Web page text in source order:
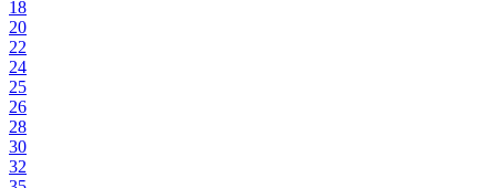
18
20
22
24
25
26
28
30
32